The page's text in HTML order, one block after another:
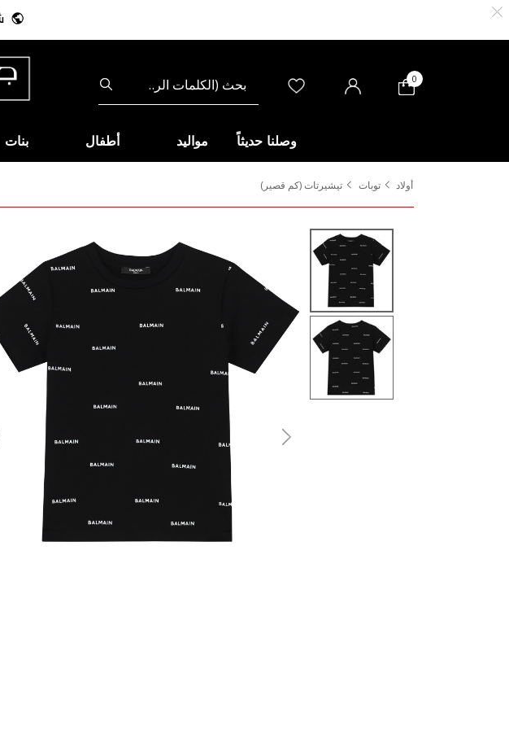
0
وصلنا حديثاً مواليد أطفال بنات
أولاد توبات
تيشيرتات (كم قصير)